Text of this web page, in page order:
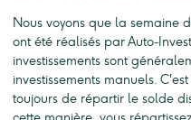
Nous voyons que la semaine
ont été réalisés par Auto-
investissements sont
investissements manuels.
toujours de répartir le solde